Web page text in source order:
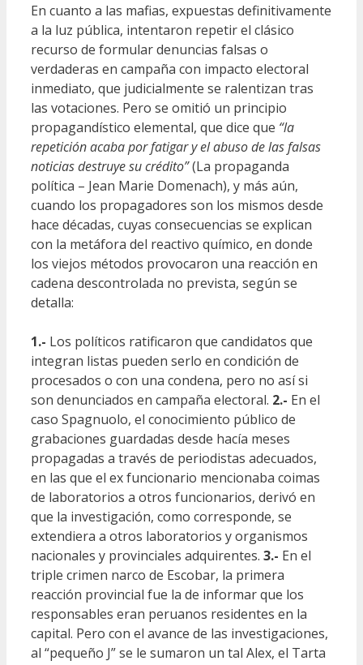
En cuanto a las mafias, expuestas definitivamente
a la luz pública, intentaron repetir el clásico
recurso de formular denuncias falsas o
verdaderas en campaña con impacto electoral
inmediato, que judicialmente se ralentizan tras
las votaciones. Pero se omitió un principio
propagandístico elemental, que dice que “la
repetición acaba por fatigar y el abuso de las falsas
noticias destruye su crédito”(La propaganda
política – Jean Marie Domenach), y más aún,
cuando los propagadores son los mismos desde
hace décadas, cuyas consecuencias se explican
con la metáfora del reactivo químico, en donde
los viejos métodos provocaron una reacción en
cadena descontrolada no prevista, según se
detalla:
1.- Los políticos ratificaron que candidatos que
integran listas pueden serlo en condición de
procesados o con una condena, pero no así si
son denunciados en campaña electoral. 2.- En el
caso Spagnuolo, el conocimiento público de
grabaciones guardadas desde hacía meses
propagadas a través de periodistas adecuados,
en las que el ex funcionario mencionaba coimas
de laboratorios a otros funcionarios, derivó en
que la investigación, como corresponde, se
extendiera a otros laboratorios y organismos
nacionales y provinciales adquirentes. 3.- En el
triple crimen narco de Escobar, la primera
reacción provincial fue la de informar que los
responsables eran peruanos residentes en la
capital. Pero con el avance de las investigaciones,
al “pequeño J” se le sumaron un tal Alex, el Tarta